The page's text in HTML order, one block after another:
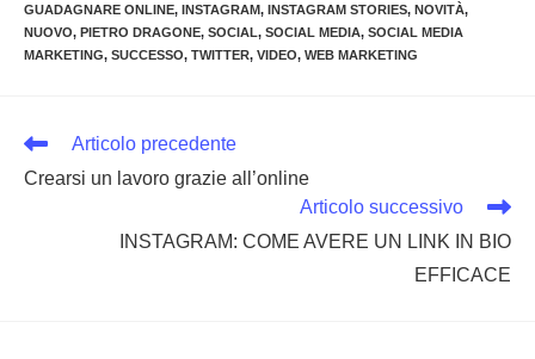
GUADAGNARE ONLINE, INSTAGRAM, INSTAGRAM STORIES, NOVITÀ,
NUOVO, PIETRO DRAGONE, SOCIAL, SOCIAL MEDIA, SOCIAL MEDIA
MARKETING, SUCCESSO, TWITTER, VIDEO, WEB MARKETING
Leggi
articoli
Articolo precedente
Crearsi un lavoro grazie all’online
Articolo successivo
INSTAGRAM: COME AVERE UN LINK IN BIO
EFFICACE